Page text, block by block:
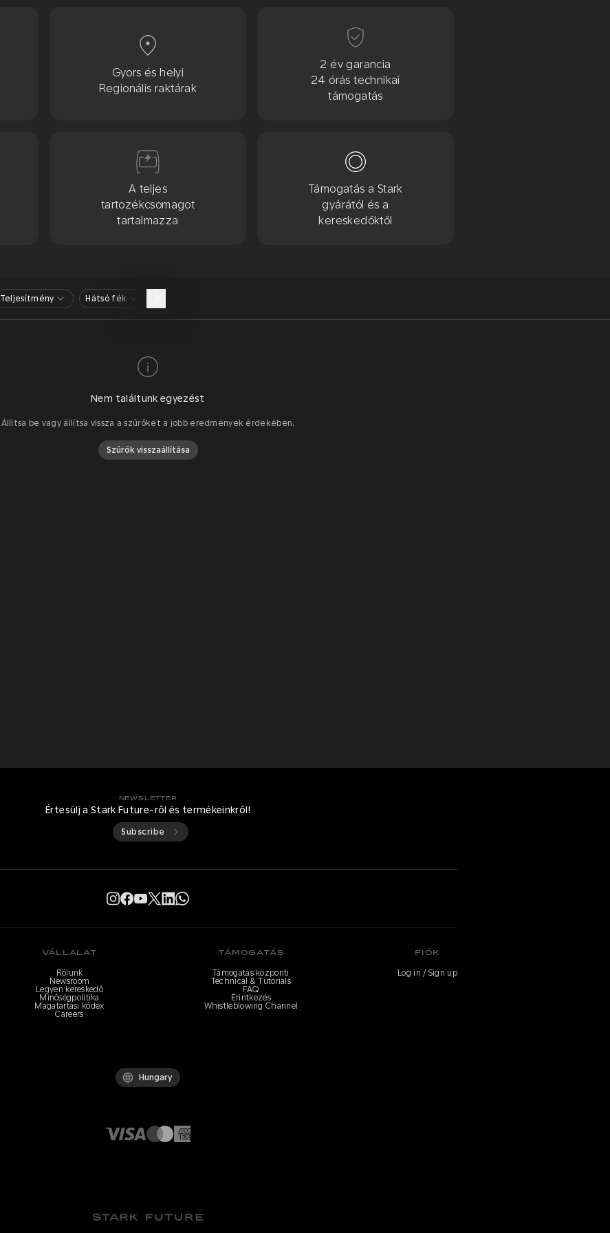
Gyors és helyi
Regionális raktárak
2 év garancia
24 órás technikai
támogatás
A teljes
tartozékcsomagot
tartalmazza
Támogatás a Stark
gyárától és a
kereskedőktől
Teljesítmény Hátsó fék
Nem találtunk egyezést
Állítsa be vagy állítsa vissza a szűrőket a jobb eredmények érdekében.
Szűrők visszaállítása
NEWSLETTER
Értesülj a Stark Future-ről és termékeinkről!
Subscribe
VÁLLALAT
Rólunk
Newsroom
Legyen kereskedő
Minőségpolitika
Magatartási kódex
Careers
TÁMOGATÁS
Támogatás központi
Technical & Tutorials
FAQ
Érintkezés
Whistleblowing Channel
FIÓK
Log in / Sign up
Hungary